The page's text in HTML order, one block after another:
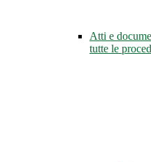
Atti e
tutte le